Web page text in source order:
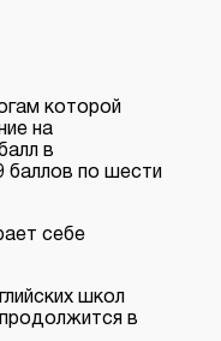
которой
на
в
баллов по шести
себе
школ
в